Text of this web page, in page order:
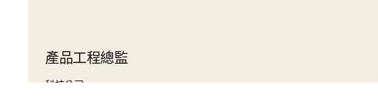
產品工程總監
科技公司